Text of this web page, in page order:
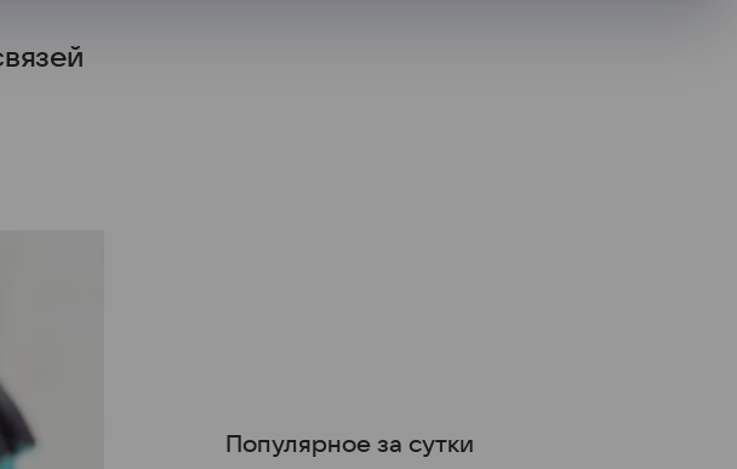
Популярное за сутки